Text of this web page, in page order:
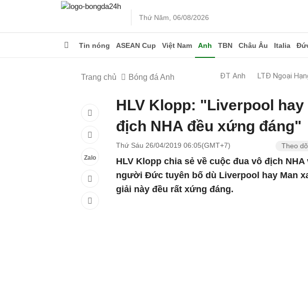
Thứ Năm, 06/08/2026
Tin nóng ASEAN Cup Việt Nam Anh TBN Châu Âu Italia
Trang chủ Bóng đá Anh ĐT Anh LTĐ Ngoại
Zalo
HLV Klopp: "Liverpool
địch NHA đều xứng đáng"
Thứ Sáu 26/04/2019 06:05(GMT+7) Theo
HLV Klopp chia sẻ về cuộc đua vô địch
người Đức tuyên bố dù Liverpool hay Man
giải này đều rất xứng đáng.